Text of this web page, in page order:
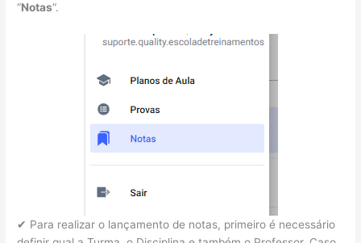
“Notas“.
✔ Para realizar o lançamento de notas, primeiro é necessário